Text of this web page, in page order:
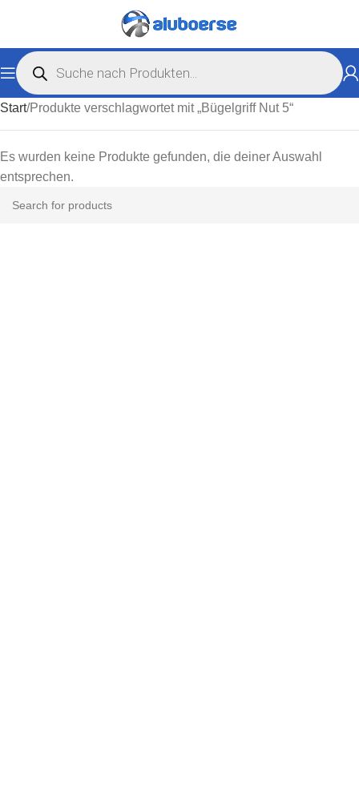
Start Produkte verschlagwortet mit „Bügelgriff Nut 5“
Es wurden keine Produkte gefunden, die deiner Auswahl
entsprechen.